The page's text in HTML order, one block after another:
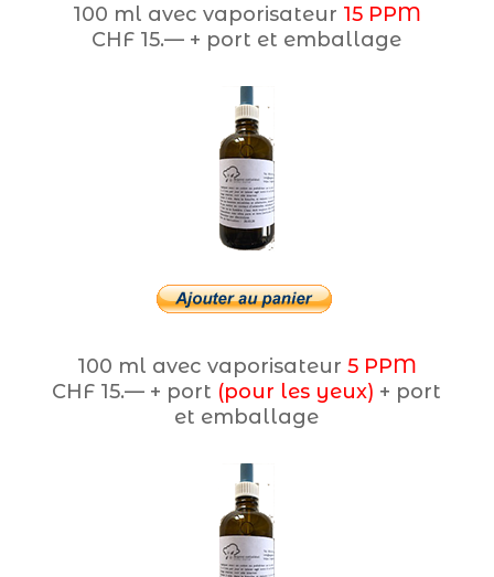
100 ml avec vaporisateur 15 PPM
CHF 15.— + port et emballage
100 ml avec vaporisateur 5 PPM
CHF 15.— + port (pour les yeux) + port
et emballage